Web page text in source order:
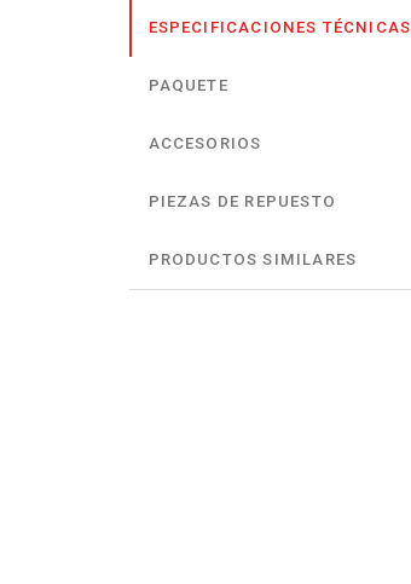
ESPECIFICACIONES TÉCNICAS
PAQUETE
ACCESORIOS
PIEZAS DE REPUESTO
PRODUCTOS SIMILARES